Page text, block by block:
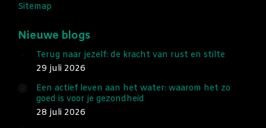
Sitemap
Nieuwe blogs
Terug naar jezelf: de kracht van rust en stilte
29 juli 2026
Een actief leven aan het water: waarom het zo
goed is voor je gezondheid
28 juli 2026